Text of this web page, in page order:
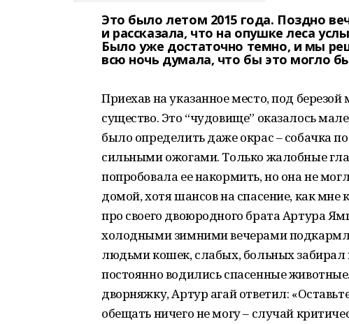
Это было летом 2015 года. Поздно
и рассказала, что на опушке леса
Было уже достаточно темно, и мы
всю ночь думала, что бы это могло
Приехав на указанное место, под
существо. Это “чудовище” оказалось
было определить даже окрас – собачка
сильными ожогами. Только жалобные
попробовала ее накормить, но она не
домой, хотя шансов на спасение, как мне
про своего двоюродного брата Артура
холодными зимними вечерами
людьми кошек, слабых, больных забирал
постоянно водились спасенные
дворняжку, Артур агай ответил:
обещать ничего не могу – случай